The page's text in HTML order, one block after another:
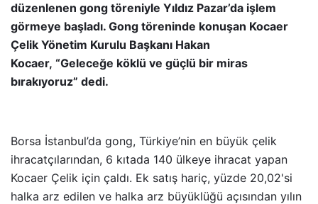
düzenlenen gong töreniyle Yıldız Pazar’da işlem
görmeye başladı. Gong töreninde konuşan Kocaer
Çelik Yönetim Kurulu Başkanı Hakan
Kocaer, “Geleceğe köklü ve güçlü bir miras
bırakıyoruz” dedi.
Borsa İstanbul’da gong, Türkiye’nin en büyük çelik
ihracatçılarından, 6 kıtada 140 ülkeye ihracat yapan
Kocaer Çelik için çaldı. Ek satış hariç, yüzde 20,02'si
halka arz edilen ve halka arz büyüklüğü açısından yılın